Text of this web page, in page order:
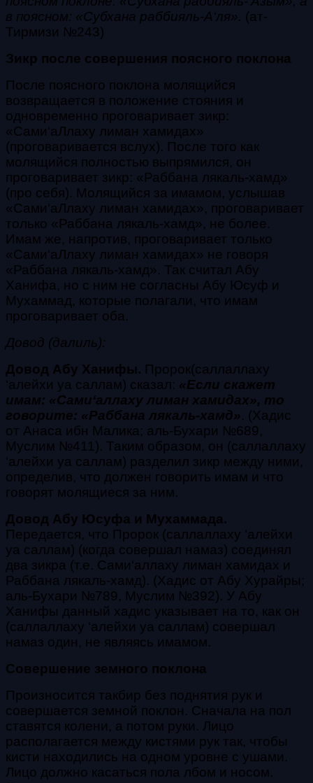
в поясном: «Субхана раббияль-А‘ля». (ат-
Тирмизи №243)
Зикр после совершения поясного поклона
После поясного поклона молящийся
возвращается в положение стояния и
одновременно проговаривает зикр:
«Сами‘аЛлаху лиман хамидах»
(проговаривается вслух). После того как
молящийся полностью выпрямился, он
проговаривает зикр: «Раббана лякаль-хамд»
(про себя). Молящийся за имамом, услышав
«Сами‘аЛлаху лиман хамидах», проговаривает
только «Раббана лякаль-хамд», не более.
Имам же, напротив, проговаривает только
«Сами‘аЛлаху лиман хамидах» не говоря
«Раббана лякаль-хамд». Так считал Абу
Ханифа, но с ним не согласны Абу Юсуф и
Мухаммад, которые полагали, что имам
проговаривает оба.
Довод (далиль):
Довод Абу Ханифы. Пророк(саллаллаху
‘алейхи уа саллам) сказал: «Если скажет
имам: «Сами‘аллаху лиман хамидах», то
говорите: «Раббана лякаль-хамд». (Хадис
от Анаса ибн Малика; аль-Бухари №689,
Муслим №411). Таким образом, он (саллаллаху
‘алейхи уа саллам) разделил зикр между ними,
определив, что должен говорить имам и что
говорят молящиеся за ним.
Довод Абу Юсуфа и Мухаммада.
Передается, что Пророк (саллаллаху ‘алейхи
уа саллам) (когда совершал намаз) соединял
два зикра (т.е. Сами‘аллаху лиман хамидах и
Раббана лякаль-хамд). (Хадис от Абу Хурайры;
аль-Бухари №789, Муслим №392). У Абу
Ханифы данный хадис указывает на то, как он
(саллаллаху ‘алейхи уа саллам) совершал
намаз один, не являясь имамом.
Совершение земного поклона
Произносится такбир без поднятия рук и
совершается земной поклон. Сначала на пол
ставятся колени, а потом руки. Лицо
располагается между кистями рук так, чтобы
кисти находились на одном уровне с ушами.
Лицо должно касаться пола лбом и носом.